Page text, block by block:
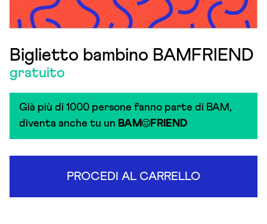
Biglietto bambino BAMFRIEND
gratuito
Già più di 1000 persone fanno parte di BAM,
diventa anche tu un BAM FRIEND
PROCEDI AL CARRELLO